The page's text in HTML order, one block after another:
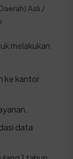
Asli /
melakukan
ke kantor
data